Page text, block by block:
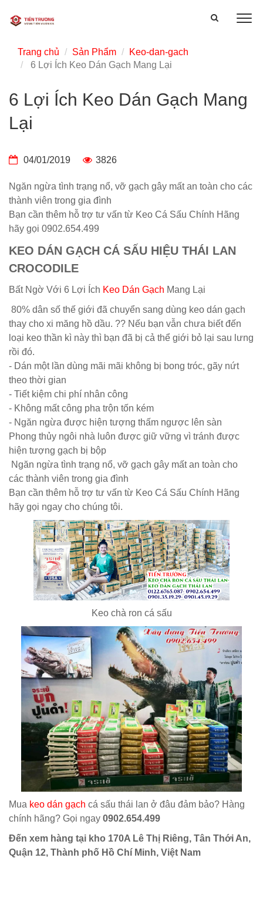
6 Lợi Ích Keo Dán Gạch Mang
Lại
04/01/2019 3826
Ngăn ngừa tình trạng nổ, vỡ gạch gây mất an toàn cho các
thành viên trong gia đình
Bạn cần thêm hỗ trợ tư vấn từ Keo Cá Sấu Chính Hãng
hãy gọi 0902.654.499
KEO DÁN GẠCH CÁ SẤU HIỆU THÁI LAN
CROCODILE
Bất Ngờ Với 6 Lợi Ích Keo Dán Gạch Mang Lại
80% dân số thế giới đã chuyển sang dùng keo dán gạch
thay cho xi măng hồ dầu. ?? Nếu bạn vẫn chưa biết đến
loại keo thần kì này thì bạn đã bị cả thể giới bỏ lại sau lưng
rồi đó.
- Dán một lần dùng mãi mãi không bị bong tróc, gãy nứt
theo thời gian
- Tiết kiệm chi phí nhân công
- Không mất công pha trộn tốn kém
- Ngăn ngừa được hiện tượng thấm ngược lên sàn
Phong thủy ngôi nhà luôn được giữ vững vì tránh được
hiện tượng gạch bị bộp
Ngăn ngừa tình trạng nổ, vỡ gạch gây mất an toàn cho
các thành viên trong gia đình
Bạn cần thêm hỗ trợ tư vấn từ Keo Cá Sấu Chính Hãng
hãy gọi ngay cho chúng tôi.
Keo chà ron cá sấu
Mua keo dán gạch cá sấu thái lan ở đâu đảm bảo? Hàng
chính hãng? Gọi ngay 0902.654.499
Đến xem hàng tại kho 170A Lê Thị Riêng, Tân Thới An,
Quận 12, Thành phố Hồ Chí Minh, Việt Nam
Trang chủ Sản Phẩm
Keo-dan-gach
6 Lợi Ích Keo Dán Gạch Mang Lại